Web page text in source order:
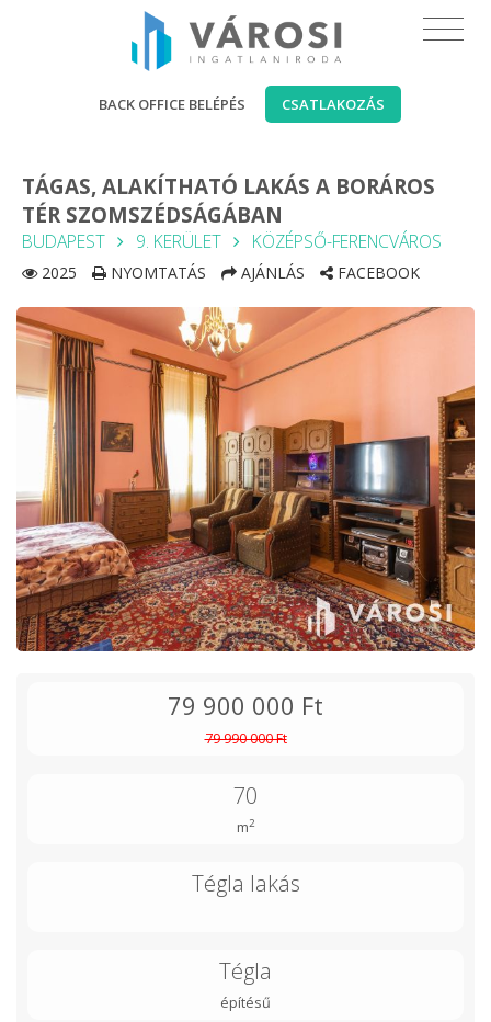
BACK OFFICE BELÉPÉS CSATLAKOZÁS
TÁGAS, ALAKÍTHATÓ LAKÁS A BORÁROS
TÉR SZOMSZÉDSÁGÁBAN
BUDAPEST 9. KERÜLET KÖZÉPSŐ-FERENCVÁROS
2025 NYOMTATÁS AJÁNLÁS FACEBOOK
79 900 000 Ft
79 990 000 Ft
70
m2
Tégla lakás
Tégla
építésű